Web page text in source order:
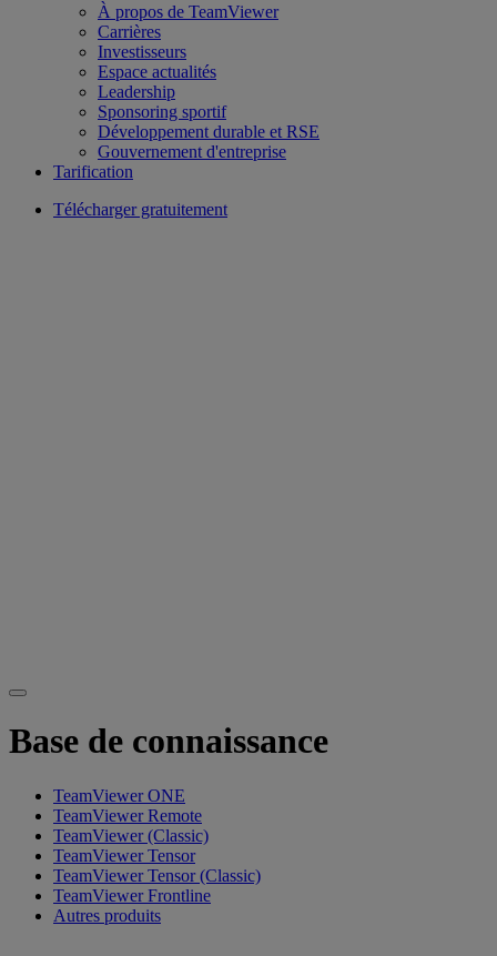
À propos de TeamViewer
Carrières
Investisseurs
Espace actualités
Leadership
Sponsoring sportif
Développement durable et RSE
Gouvernement d'entreprise
Tarification
Télécharger gratuitement
Base de connaissance
TeamViewer ONE
TeamViewer Remote
TeamViewer (Classic)
TeamViewer Tensor
TeamViewer Tensor (Classic)
TeamViewer Frontline
Autres produits